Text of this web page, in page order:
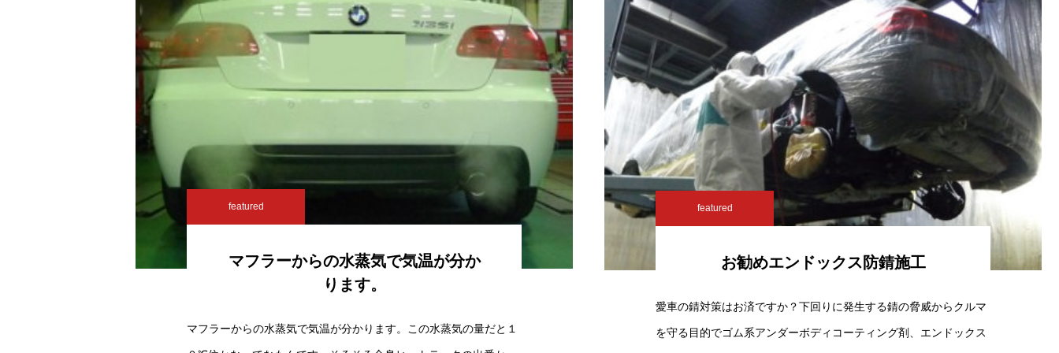
featured
マフラーからの水蒸気で気温が分か
ります。
マフラーからの水蒸気で気温が分かります。この水蒸気の量だと１
featured
お勧めエンドックス防錆施工
愛車の錆対策はお済ですか？下回りに発生する錆の脅威からクルマ
を守る目的でゴム系アンダーボディコーティング剤、エンドックス